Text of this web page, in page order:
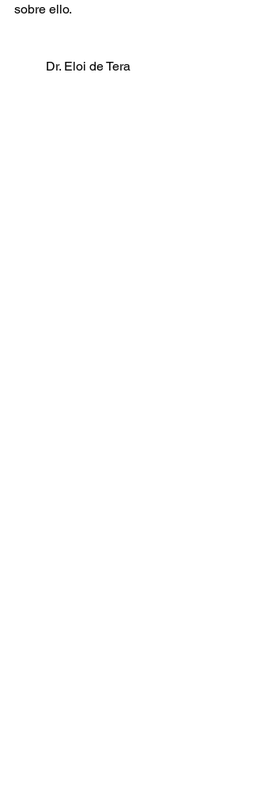
sobre ello.
Dr. Eloi de Tera